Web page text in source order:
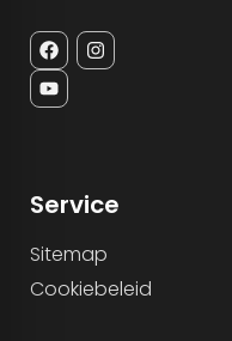
Service
Sitemap
Cookiebeleid